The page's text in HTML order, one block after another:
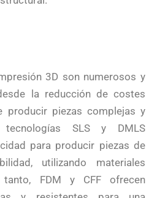
3D son numerosos y
la reducción de costes
producir piezas complejas y
tecnologías SLS y DMLS
para producir piezas de
utilizando materiales
tanto, FDM y CFF ofrecen